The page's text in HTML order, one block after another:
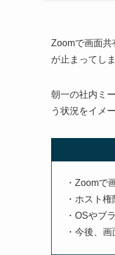
Zoomで画面共
が止まってし
朝一の社内ミ
う状況をイメ
・Zoomで
・ホスト
・OSやブ
・今後、